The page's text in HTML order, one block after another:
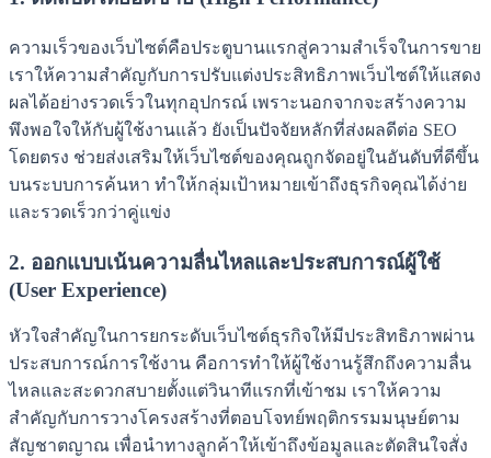
ความเร็วของเว็บไซต์คือประตูบานแรกสู่ความสำเร็จในการขาย
เราให้ความสำคัญกับการปรับแต่งประสิทธิภาพเว็บไซต์ให้แสดง
ผลได้อย่างรวดเร็วในทุกอุปกรณ์ เพราะนอกจากจะสร้างความ
พึงพอใจให้กับผู้ใช้งานแล้ว ยังเป็นปัจจัยหลักที่ส่งผลดีต่อ SEO
โดยตรง ช่วยส่งเสริมให้เว็บไซต์ของคุณถูกจัดอยู่ในอันดับที่ดีขึ้น
บนระบบการค้นหา ทำให้กลุ่มเป้าหมายเข้าถึงธุรกิจคุณได้ง่าย
และรวดเร็วกว่าคู่แข่ง
2. ออกแบบเน้นความลื่นไหลและประสบการณ์ผู้ใช้
(User Experience)
หัวใจสำคัญในการยกระดับเว็บไซต์ธุรกิจให้มีประสิทธิภาพผ่าน
ประสบการณ์การใช้งาน คือการทำให้ผู้ใช้งานรู้สึกถึงความลื่น
ไหลและสะดวกสบายตั้งแต่วินาทีแรกที่เข้าชม เราให้ความ
สำคัญกับการวางโครงสร้างที่ตอบโจทย์พฤติกรรมมนุษย์ตาม
สัญชาตญาณ เพื่อนำทางลูกค้าให้เข้าถึงข้อมูลและตัดสินใจสั่ง